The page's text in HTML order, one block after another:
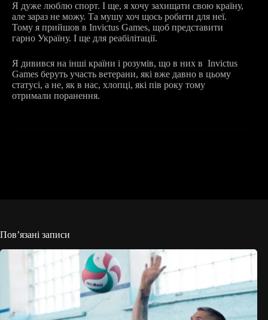
Я дуже люблю спорт. І ще, я хочу захищати свою країну,
але зараз не можу. Та мушу хоч щось робити для неї.
Тому я прийшов в Invictus Games, щоб представити
гарно Україну. І ще для реабілітації.
Я дивився на інші країни і розумів, що в них в Invictus
Games беруть участь ветерани, які вже давно в цьому
статусі, а не, як в нас, хлопці, які пів року тому
отримали поранення.
Пов’язані записи